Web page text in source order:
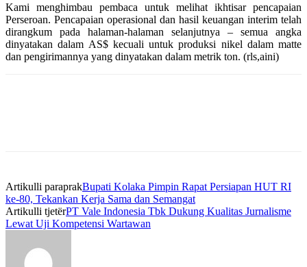
Kami menghimbau pembaca untuk melihat ikhtisar pencapaian
Perseroan. Pencapaian operasional dan hasil keuangan interim telah
dirangkum pada halaman-halaman selanjutnya – semua angka
dinyatakan dalam AS$ kecuali untuk produksi nikel dalam matte
dan pengirimannya yang dinyatakan dalam metrik ton. (rls,aini)
Artikulli paraprakBupati Kolaka Pimpin Rapat Persiapan HUT RI
ke-80, Tekankan Kerja Sama dan Semangat
Artikulli tjetërPT Vale Indonesia Tbk Dukung Kualitas Jurnalisme
Lewat Uji Kompetensi Wartawan